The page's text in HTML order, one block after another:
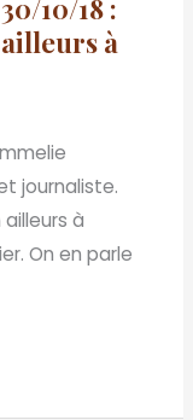
10/18 :
à
journaliste.
ailleurs à
On en parle